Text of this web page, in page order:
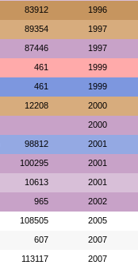
83912 1996
89354 1997
87446 1997
461 1999
461 1999
12208 2000
2000
98812 2001
100295 2001
10613 2001
965 2002
108505 2005
607 2007
113117 2007